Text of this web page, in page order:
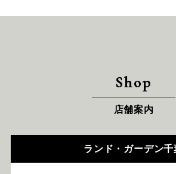
Shop
店舗案内
ランド・ガーデン千